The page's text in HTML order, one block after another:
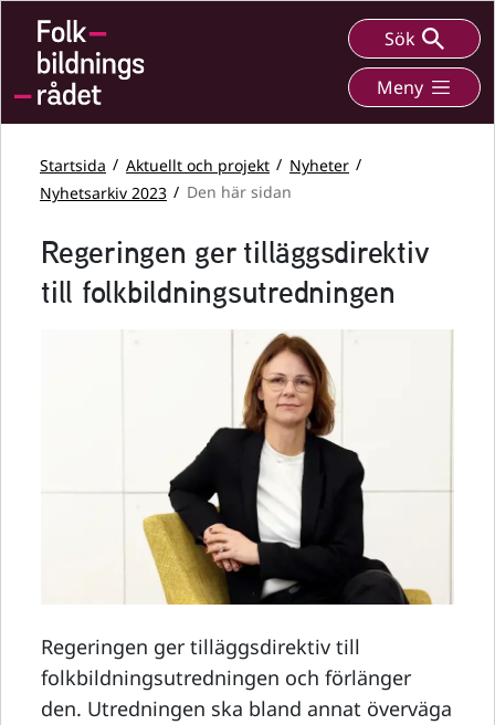
Sök
Meny
Startsida Aktuellt och projekt
Nyheter
Nyhetsarkiv 2023
Den här sidan
Regeringen ger tilläggsdirektiv
till folkbildningsutredningen
Regeringen ger tilläggsdirektiv till
folkbildningsutredningen och förlänger
den. Utredningen ska bland annat överväga